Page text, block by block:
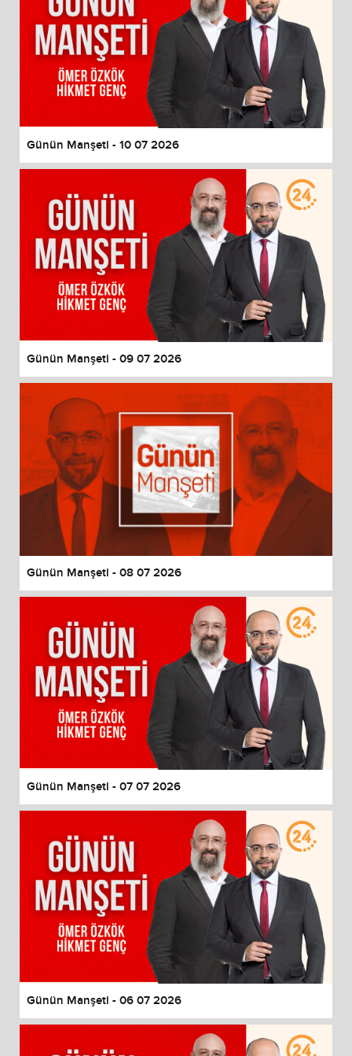
Günün Manşeti - 10 07 2026
Günün Manşeti - 09 07 2026
Günün Manşeti - 08 07 2026
Günün Manşeti - 07 07 2026
Günün Manşeti - 06 07 2026